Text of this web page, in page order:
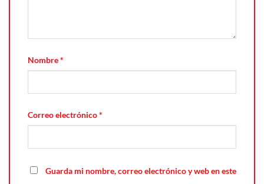
Nombre*
Correo electrónico*
Guarda mi nombre, correo electrónico y web en este